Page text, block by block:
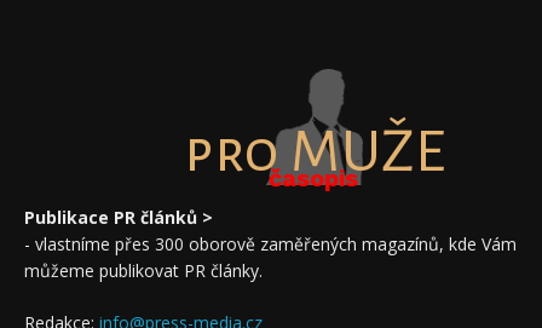
pro MUŽE
časopis
Publikace PR článků >
- vlastníme přes 300 oborově zaměřených magazínů, kde Vám
můžeme publikovat PR články.
Redakce: info@press-media.cz